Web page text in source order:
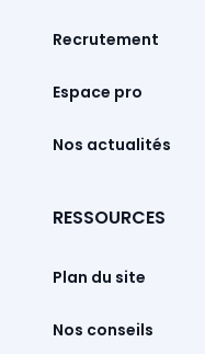
Recrutement
Espace pro
Nos actualités
RESSOURCES
Plan du site
Nos conseils